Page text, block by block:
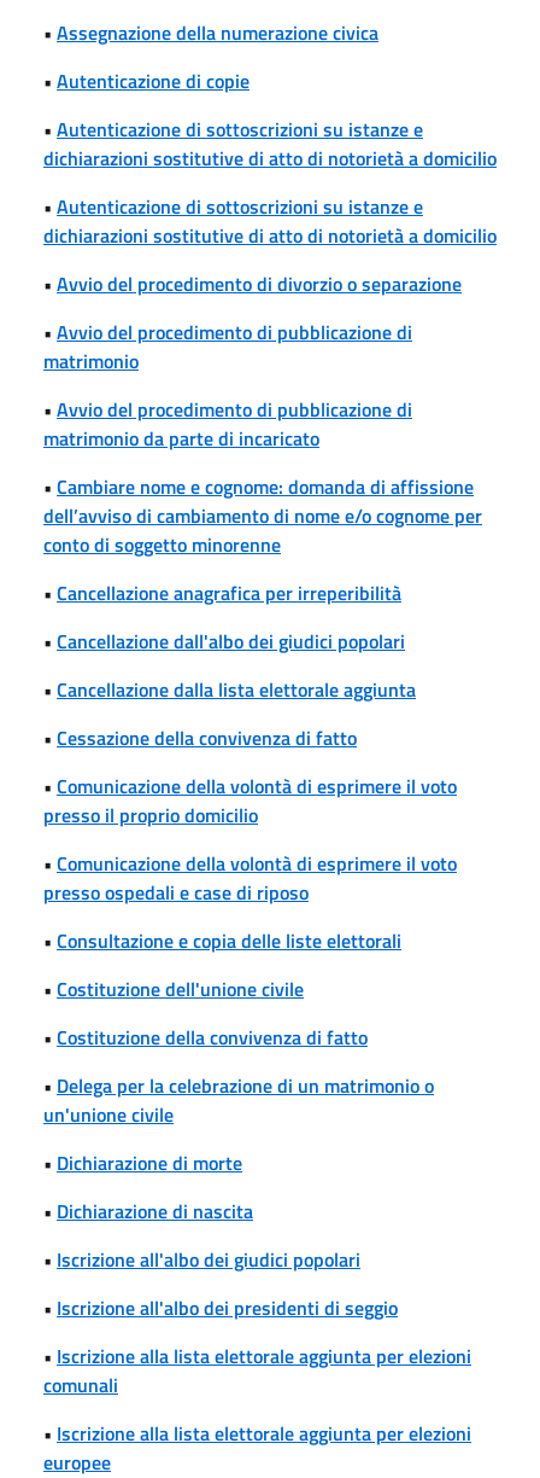
• Assegnazione della numerazione civica
• Autenticazione di copie
• Autenticazione di sottoscrizioni su istanze e
dichiarazioni sostitutive di atto di notorietà a domicilio
• Autenticazione di sottoscrizioni su istanze e
dichiarazioni sostitutive di atto di notorietà a domicilio
• Avvio del procedimento di divorzio o separazione
• Avvio del procedimento di pubblicazione di
matrimonio
• Avvio del procedimento di pubblicazione di
matrimonio da parte di incaricato
• Cambiare nome e cognome: domanda di affissione
dell’avviso di cambiamento di nome e/o cognome per
conto di soggetto minorenne
• Cancellazione anagrafica per irreperibilità
• Cancellazione dall'albo dei giudici popolari
• Cancellazione dalla lista elettorale aggiunta
• Cessazione della convivenza di fatto
• Comunicazione della volontà di esprimere il voto
presso il proprio domicilio
• Comunicazione della volontà di esprimere il voto
presso ospedali e case di riposo
• Consultazione e copia delle liste elettorali
• Costituzione dell'unione civile
• Costituzione della convivenza di fatto
• Delega per la celebrazione di un matrimonio o
un'unione civile
• Dichiarazione di morte
• Dichiarazione di nascita
• Iscrizione all'albo dei giudici popolari
• Iscrizione all'albo dei presidenti di seggio
• Iscrizione alla lista elettorale aggiunta per elezioni
comunali
• Iscrizione alla lista elettorale aggiunta per elezioni
europee